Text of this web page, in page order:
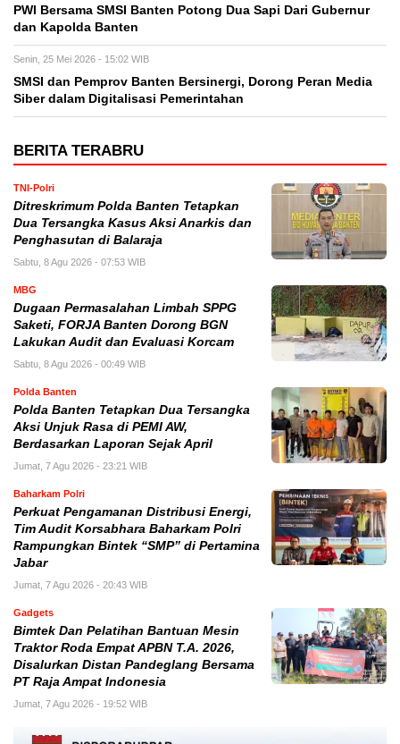
PWI Bersama SMSI Banten Potong Dua Sapi Dari Gubernur
dan Kapolda Banten
Senin, 25 Mei 2026 - 15:02 WIB
SMSI dan Pemprov Banten Bersinergi, Dorong Peran Media
Siber dalam Digitalisasi Pemerintahan
BERITA TERABRU
TNI-Polri
Ditreskrimum Polda Banten Tetapkan
Dua Tersangka Kasus Aksi Anarkis dan
Penghasutan di Balaraja
Sabtu, 8 Agu 2026 - 07:53 WIB
MBG
Dugaan Permasalahan Limbah SPPG
Saketi, FORJA Banten Dorong BGN
Lakukan Audit dan Evaluasi Korcam
Sabtu, 8 Agu 2026 - 00:49 WIB
Polda Banten
Polda Banten Tetapkan Dua Tersangka
Aksi Unjuk Rasa di PEMI AW,
Berdasarkan Laporan Sejak April
Jumat, 7 Agu 2026 - 23:21 WIB
Baharkam Polri
Perkuat Pengamanan Distribusi Energi,
Tim Audit Korsabhara Baharkam Polri
Rampungkan Bintek “SMP” di Pertamina
Jabar
Jumat, 7 Agu 2026 - 20:43 WIB
Gadgets
Bimtek Dan Pelatihan Bantuan Mesin
Traktor Roda Empat APBN T.A. 2026,
Disalurkan Distan Pandeglang Bersama
PT Raja Ampat Indonesia
Jumat, 7 Agu 2026 - 19:52 WIB